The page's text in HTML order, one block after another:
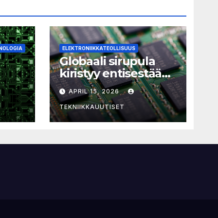
ELEKTRONIIKKATEOLLISUUS
Globaali sirupula
kiristyy entisestään:
laitehankintoja ei
kannata pitkittää
APRIL 15, 2026
TEKNIIKKAUUTISET